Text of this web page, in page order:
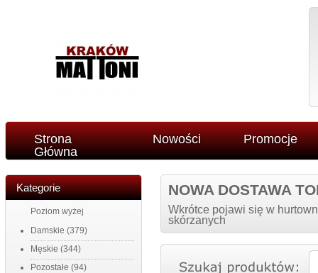
Strona
Główna
Nowości Promocje
Kategorie
Poziom wyżej
Damskie (379)
Męskie (344)
Pozostałe (94)
NOWA DOSTAWA
Wkrótce pojawi się w
skórzanych